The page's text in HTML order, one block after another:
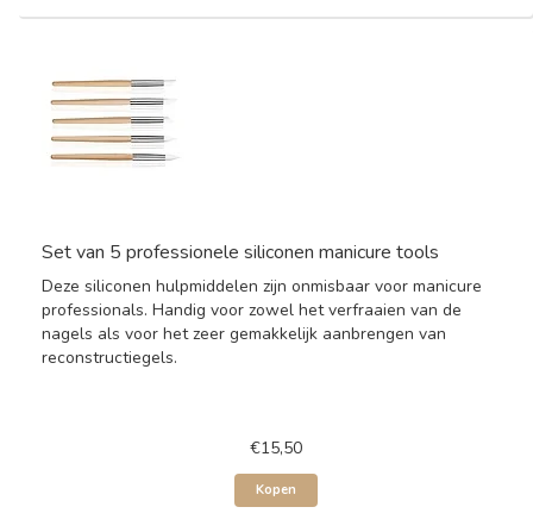
Set van 5 professionele siliconen manicure tools
Deze siliconen hulpmiddelen zijn onmisbaar voor manicure
professionals. Handig voor zowel het verfraaien van de
nagels als voor het zeer gemakkelijk aanbrengen van
reconstructiegels.
€15,50
Kopen